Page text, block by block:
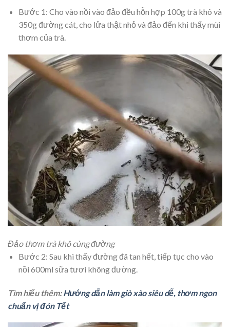
Bước 1: Cho vào nồi vào đảo đều hỗn hợp 100g trà khô và
350g đường cát, cho lửa thật nhỏ và đảo đến khi thấy mùi
thơm của trà.
Đảo thơm trà khô cùng đường
Bước 2: Sau khi thấy đường đã tan hết, tiếp tục cho vào
nồi 600ml sữa tươi không đường.
Tìm hiểu thêm:Hướng dẫn làm giò xào siêu dễ, thơm ngon
chuẩn vị đón Tết